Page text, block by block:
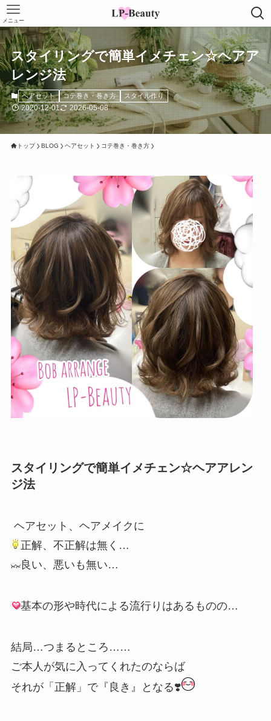
メニュー
スタイリングで簡単イメチェン☆ヘアア
レンジ法
ヘアセット コテ巻き・巻き方 スタイル作り
2020-12-01 2026-05-08
トップ BLOG ヘアセット コテ巻き・巻き方
スタイリングで簡単イメチェン☆ヘアアレン
ジ法
ヘアセット、ヘアメイクに
正解、不正解は無く…
良い、悪いも無い…
基本の形や時代による流行りはあるものの…
結局…つまるところ……
ご本人が気に入ってくれたのならば
それが「正解」で『良き』となる❣️